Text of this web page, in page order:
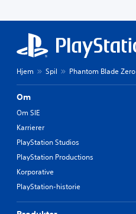
Hjem Spil Phantom Blade Zero
Om
Om SIE
Karrierer
PlayStation Studios
PlayStation Productions
Korporative
PlayStation-historie